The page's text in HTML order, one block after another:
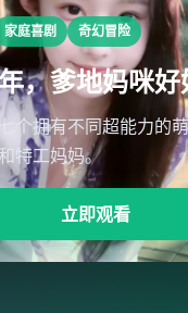
奇幻喜剧 冒险寻宝
护宝使者
师意外激活了文物里
要修炼成“护宝使者”。
立即观看
剧情 励志
志第二季
被罚抄《本草纲目》
祖传的失传古方。
立即观看
家庭喜剧 奇幻冒险
，爹地妈咪好
个拥有不同超能力的
特工妈妈。
立即观看
古装战争 历史正剧
英雄史诗，而是三千
特种部队的血泪账。
立即观看
科幻 惊悚
了所有负面情绪，但
丧失自我。
立即观看